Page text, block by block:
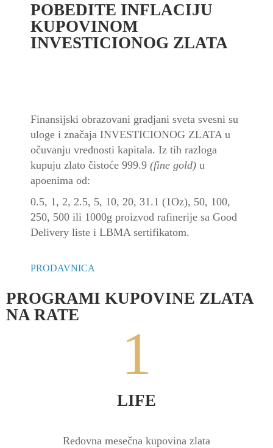
POBEDITE INFLACIJU
KUPOVINOM
INVESTICIONOG ZLATA
Finansijski obrazovani građjani sveta svesni su
uloge i značaja INVESTICIONOG ZLATA u
očuvanju vrednosti kapitala. Iz tih razloga
kupuju zlato čistoće 999.9(fine gold) u
apoenima od:
0.5, 1, 2, 2.5, 5, 10, 20, 31.1 (1Oz), 50, 100,
250, 500 ili 1000g proizvod rafinerije sa Good
Delivery liste i LBMA sertifikatom.
PRODAVNICA
PROGRAMI KUPOVINE ZLATA
NA RATE
1
LIFE
Redovna mesečna kupovina zlata